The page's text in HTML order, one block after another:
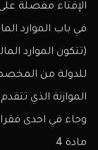
الإفتاء مفصلة
في باب الموارد
(تتكون الموارد
للدولة من
الموازنة الذي
وجاء في احدى
مادة 4